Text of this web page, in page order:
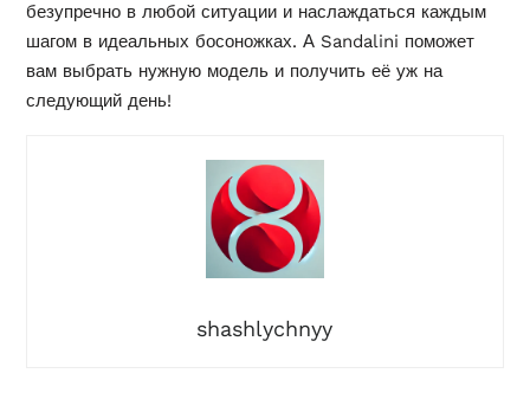
безупречно в любой ситуации и наслаждаться каждым
шагом в идеальных босоножках. А Sandalini поможет
вам выбрать нужную модель и получить её уж на
следующий день!
shashlychnyy